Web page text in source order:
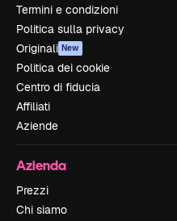
Termini e condizioni
Politica sulla privacy
Originali New
Politica dei cookie
Centro di fiducia
Affiliati
Aziende
Azienda
Prezzi
Chi siamo